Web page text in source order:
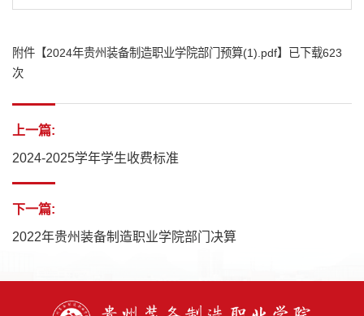
附件【2024年贵州装备制造职业学院部门预算(1).pdf】已下载623
次
上一篇:
2024-2025学年学生收费标准
下一篇:
2022年贵州装备制造职业学院部门决算